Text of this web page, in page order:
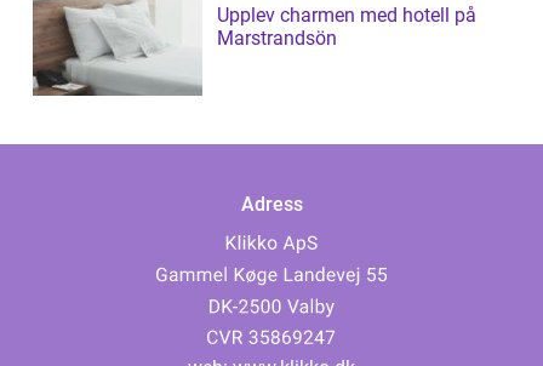
Upplev charmen med hotell på
Marstrandsön
Adress